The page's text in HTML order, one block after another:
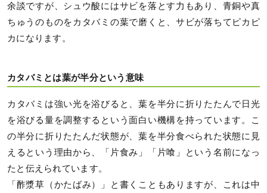
余談ですが、シュウ酸にはサビを落とす力もあり、青銅や真
ちゅうのものをカタバミの葉で磨くと、サビが落ちてピカピ
カになります。
カタバミとは葉が半分という意味
カタバミは強い光を浴びると、葉を半分に折りたたんで日光
を浴びる量を調整するという面白い機構を持っています。こ
の半分に折りたたんだ状態が、葉を半分食べられた状態に見
えるという理由から、「片食み」「片喰」という名前になっ
たと伝えられています。
「酢漿草（かたばみ）」と書くこともありますが、これは中